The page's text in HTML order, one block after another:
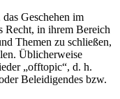
Geschehen im
Recht, in ihrem Bereich
Themen zu schließen,
Üblicherweise
„offtopic“, d. h.
Beleidigendes bzw.